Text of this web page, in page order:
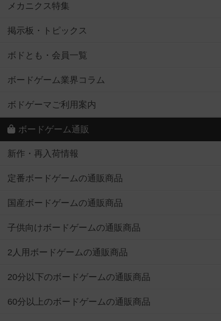
メカニクス特集
掲示板・トピックス
ボドとも・会員一覧
ボードゲーム業界コラム
ボドゲーマご利用案内
ボードゲーム通販
新作・再入荷情報
定番ボードゲームの通販商品
国産ボードゲームの通販商品
子供向けボードゲームの通販商品
2人用ボードゲームの通販商品
20分以下のボードゲームの通販商品
60分以上のボードゲームの通販商品